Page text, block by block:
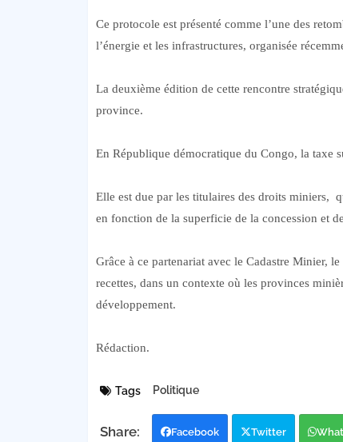
Ce protocole est présenté comme l’une des
l’énergie et les infrastructures, organisée
La deuxième édition de cette rencontre
province.
En République démocratique du Congo, la taxe
Elle est due par les titulaires des droits miniers,
en fonction de la superficie de la concession et
Grâce à ce partenariat avec le Cadastre Minier,
recettes, dans un contexte où les provinces
développement.
Rédaction.
Tags Politique
Facebook Twitter